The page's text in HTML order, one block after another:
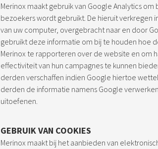
Merinox maakt gebruik van Google Analytics
bezoekers wordt gebruikt. De hieruit verkregen
van uw computer, overgebracht naar en door
gebruikt deze informatie om bij te houden hoe
Merinox te rapporteren over de website en om
effectiviteit van hun campagnes te kunnen
derden verschaffen indien Google hiertoe
derden de informatie namens Google
uitoefenen.
GEBRUIK VAN COOKIES
Merinox maakt bij het aanbieden van